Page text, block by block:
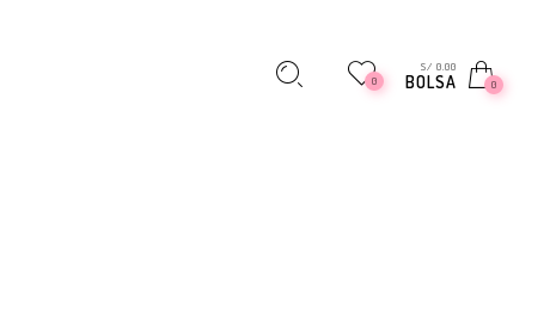
0
S/ 0.00
BOLSA 0